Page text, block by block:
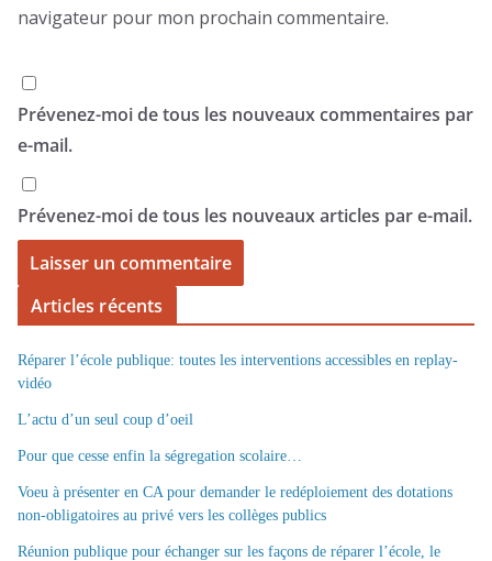
navigateur pour mon prochain commentaire.
Prévenez-moi de tous les nouveaux commentaires par
e-mail.
Prévenez-moi de tous les nouveaux articles par e-mail.
Articles récents
Réparer l’école publique: toutes les interventions accessibles en replay-
vidéo
L’actu d’un seul coup d’oeil
Pour que cesse enfin la ségregation scolaire…
Voeu à présenter en CA pour demander le redéploiement des dotations
non-obligatoires au privé vers les collèges publics
Réunion publique pour échanger sur les façons de réparer l’école, le